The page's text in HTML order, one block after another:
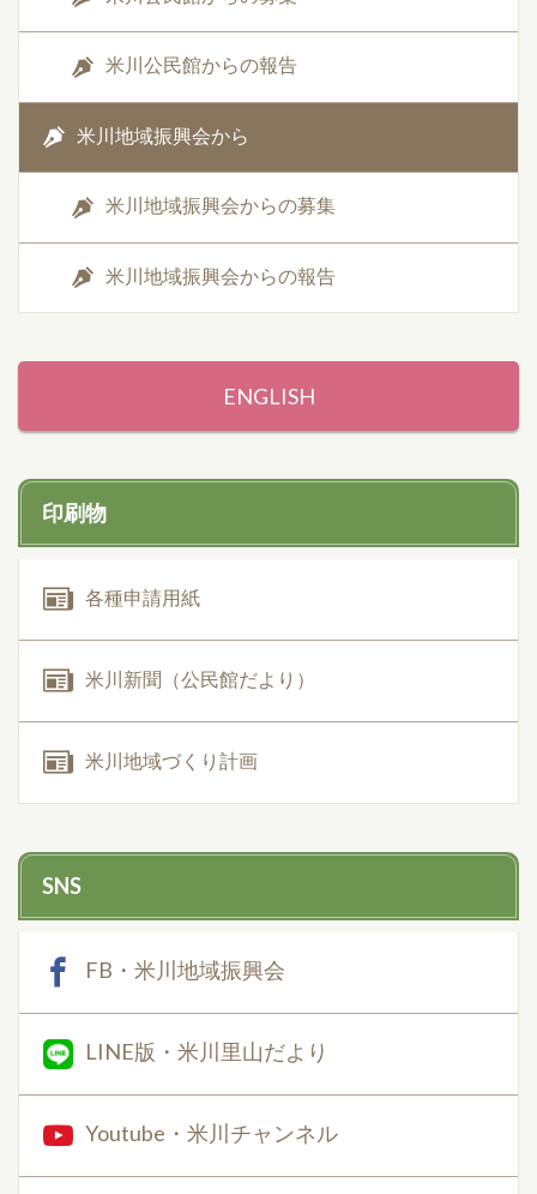
米川公民館からの報告
米川地域振興会から
米川地域振興会からの募集
米川地域振興会からの報告
ENGLISH
印刷物
各種申請用紙
米川新聞（公民館だより）
米川地域づくり計画
SNS
FB・米川地域振興会
LINE版・米川里山だより
Youtube・米川チャンネル